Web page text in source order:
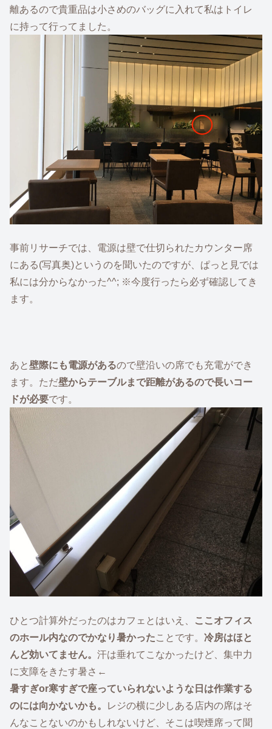
離あるので貴重品は小さめのバッグに入れて私はトイレ
に持って行ってました。
事前リサーチでは、電源は壁で仕切られたカウンター席
にある(写真奥)というのを聞いたのですが、ぱっと見では
私には分からなかった^^; ※今度行ったら必ず確認してき
ます。
あと壁際にも電源があるので壁沿いの席でも充電ができ
ます。ただ壁からテーブルまで距離があるので長いコー
ドが必要です。
ひとつ計算外だったのはカフェとはいえ、 ここオフィス
のホール内なのでかなり暑かったことです。冷房はほと
んど効いてません。汗は垂れてこなかったけど、集中力
に支障をきたす暑さ←
暑すぎor寒すぎで座っていられないような日は作業する
のには向かないかも。 レジの横に少しある店内の席はそ
んなことないのかもしれないけど、そこは喫煙席って聞